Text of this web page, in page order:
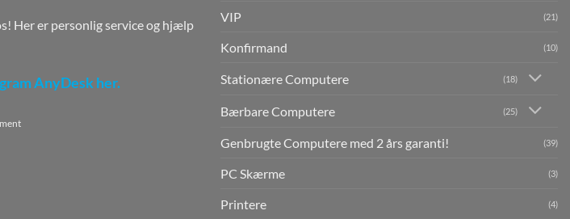
Her er personlig service og hjælp
AnyDesk her.
VIP (21)
Konfirmand (10)
Stationære Computere (18)
Bærbare Computere (25)
Genbrugte Computere med 2 års garanti! (39)
PC Skærme (3)
Printere (4)